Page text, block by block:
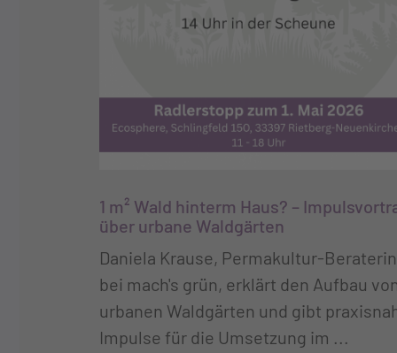
1 m² Wald hinterm Haus? –
über urbane Waldgärten
Daniela Krause, Permakultur-Beraterin
bei mach's grün, erklärt den Aufbau von
urbanen Waldgärten und gibt
Impulse für die Umsetzung im ...